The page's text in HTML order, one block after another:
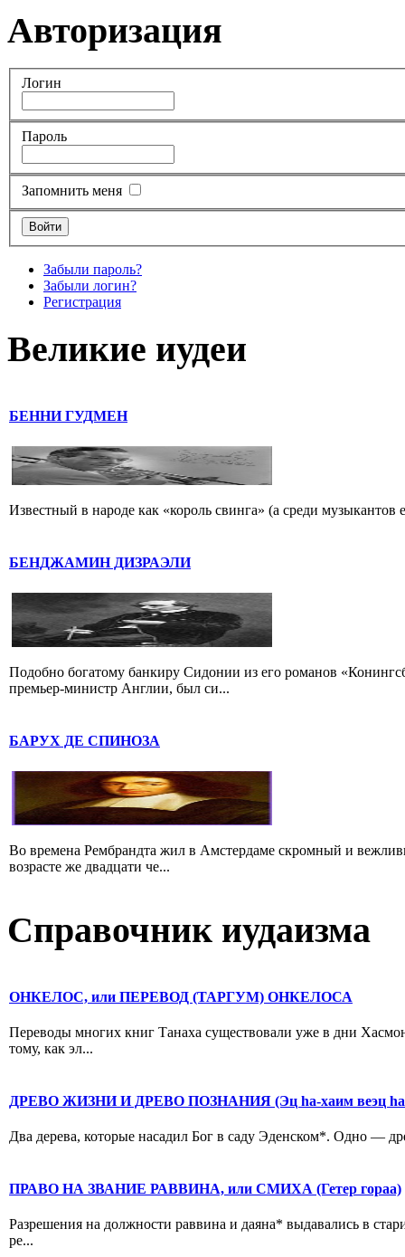
Авторизация
Логин
Пароль
Запомнить меня
Забыли пароль?
Забыли логин?
Регистрация
Великие иудеи
БЕННИ ГУДМЕН
Известный в народе как «король свинга» (а среди
БЕНДЖАМИН ДИЗРАЭЛИ
Подобно богатому банкиру Сидонии из его романов
премьер-министр Англии, был си...
БАРУХ ДЕ СПИНОЗА
Во времена Рембрандта жил в Амстердаме скромный и
возрасте же двадцати че...
Справочник иудаизма
ОНКЕЛОС, или ПЕРЕВОД (ТАРГУМ) ОНКЕЛОСА
Переводы многих книг Танаха существовали уже в дни
тому, как эл...
ДРЕВО ЖИЗНИ И ДРЕВО ПОЗНАНИЯ (Эц hа-хаим веэц
Два дерева, которые насадил Бог в саду Эденском*. Одно —
ПРАВО НА ЗВАНИЕ РАВВИНА, или СМИХА (Гетер гораа)
Разрешения на должности раввина и даяна* выдавались в
ре...